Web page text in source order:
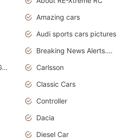
Amazing cars
Audi sports cars pictures
Breaking News Alerts.News Real Time.News in News
Bugatti Veyron 2009 Grand Sport
Carlsson
Classic Cars
Controller
Dacia
Diesel Car